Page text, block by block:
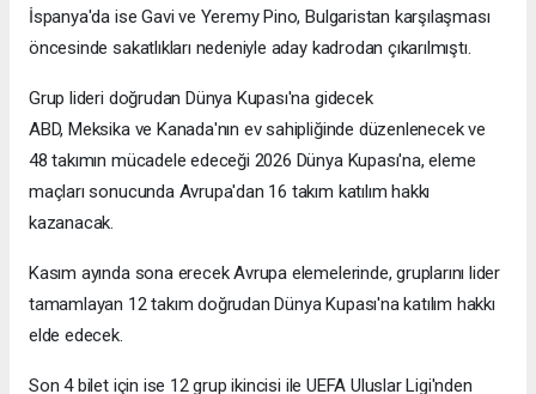
İspanya'da ise Gavi ve Yeremy Pino, Bulgaristan karşılaşması
öncesinde sakatlıkları nedeniyle aday kadrodan çıkarılmıştı.
Grup lideri doğrudan Dünya Kupası'na gidecek
ABD, Meksika ve Kanada'nın ev sahipliğinde düzenlenecek ve
48 takımın mücadele edeceği 2026 Dünya Kupası'na, eleme
maçları sonucunda Avrupa'dan 16 takım katılım hakkı
kazanacak.
Kasım ayında sona erecek Avrupa elemelerinde, gruplarını lider
tamamlayan 12 takım doğrudan Dünya Kupası'na katılım hakkı
elde edecek.
Son 4 bilet için ise 12 grup ikincisi ile UEFA Uluslar Ligi'nden